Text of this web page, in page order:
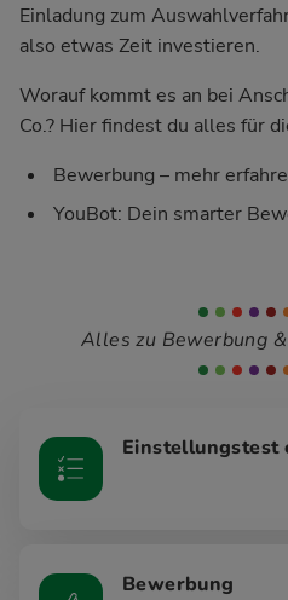
Einladung zum
also etwas Zeit investieren.
Worauf kommt es an bei
Co.? Hier findest du alles für
Bewerbung – mehr
YouBot: Dein smarter
Alles zu Bewerbung
Einstellungstest
Bewerbung